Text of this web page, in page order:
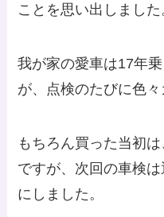
ことを思い出しました
我が家の愛車は17年
が、点検のたびに色々
もちろん買った当初
ですが、次回の車検
にしました。